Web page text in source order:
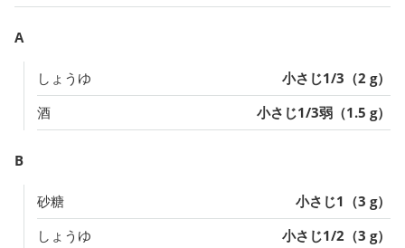
A
しょうゆ
小さじ1/3（2 g）
酒
小さじ1/3弱（1.5 g）
B
砂糖
小さじ1（3 g）
しょうゆ
小さじ1/2（3 g）